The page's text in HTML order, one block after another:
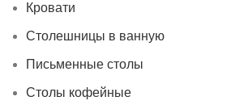
Кровати
Столешницы в ванную
Письменные столы
Столы кофейные